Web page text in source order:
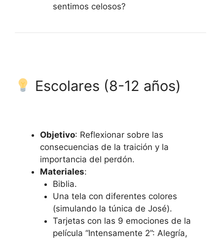
sentimos celosos?
Escolares (8-12 años)
Objetivo: Reflexionar sobre las
consecuencias de la traición y la
importancia del perdón.
Materiales:
Biblia.
Una tela con diferentes colores
(simulando la túnica de José).
Tarjetas con las 9 emociones de la
película “Intensamente 2”: Alegría,